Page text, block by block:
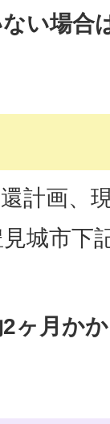
い場合
計画、
城市下
ヶ月か